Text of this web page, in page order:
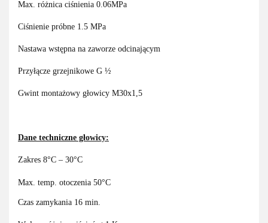
Max. różnica ciśnienia 0.06MPa
Ciśnienie próbne 1.5 MPa
Nastawa wstępna na zaworze odcinającym
Przyłącze grzejnikowe G ½
Gwint montażowy głowicy M30x1,5
Dane techniczne głowicy:
Zakres 8°C – 30°C
Max. temp. otoczenia 50°C
Czas zamykania 16 min.